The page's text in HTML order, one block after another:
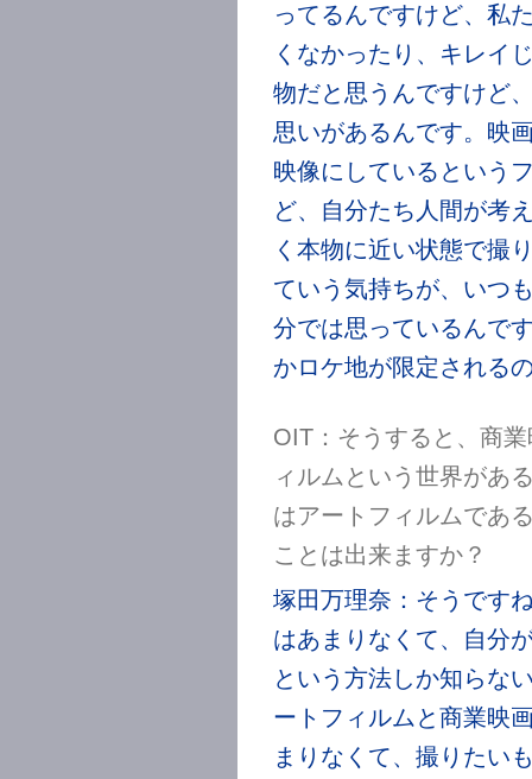
ってるんですけど、私
くなかったり、キレイ
物だと思うんですけど
思いがあるんです。映
映像にしているという
ど、自分たち人間が考
く本物に近い状態で撮
ていう気持ちが、いつ
分では思っているんで
かロケ地が限定される
OIT：そうすると、商
ィルムという世界があ
はアートフィルムであ
ことは出来ますか？
塚田万理奈：そうです
はあまりなくて、自分
という方法しか知らな
ートフィルムと商業映
まりなくて、撮りたい